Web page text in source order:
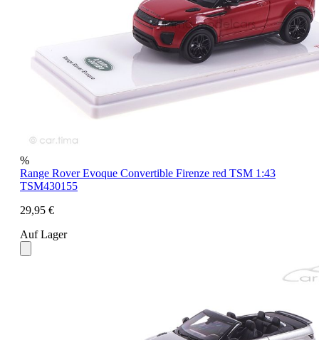
%
Range Rover Evoque Convertible Firenze red TSM 1:43
TSM430155
29,95 €
Auf Lager